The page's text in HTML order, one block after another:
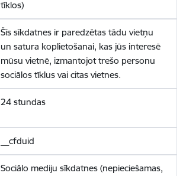
tīklos)
Šīs sīkdatnes ir paredzētas tādu vietņu
un satura koplietošanai, kas jūs interesē
mūsu vietnē, izmantojot trešo personu
sociālos tīklus vai citas vietnes.
24 stundas
__cfduid
Sociālo mediju sīkdatnes (nepieciešamas,